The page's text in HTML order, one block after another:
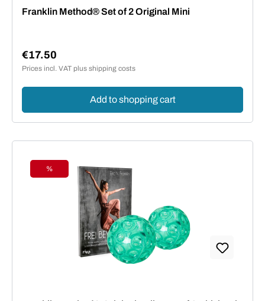
Franklin Method® Set of 2 Original Mini
Regular price:
€17.50
Prices incl. VAT plus shipping costs
Add to shopping cart
Discount
%